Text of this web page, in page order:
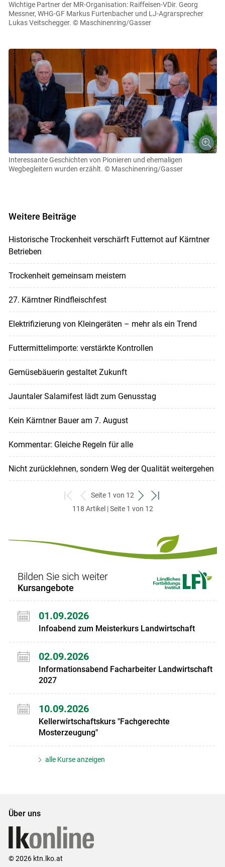
Wichtige Partner der MR-Organisation: Raiffeisen-VDir. Georg
Messner, WHG-GF Markus Furtenbacher und LJ-Agrarsprecher
Lukas Veitschegger. © Maschinenring/Gasser
Interessante Geschichten von Pionieren und ehemaligen
Wegbegleitern wurden erzählt. © Maschinenring/Gasser
Weitere Beiträge
Historische Trockenheit verschärft Futternot auf Kärntner
Betrieben
Trockenheit gemeinsam meistern
27. Kärntner Rindfleischfest
Elektrifizierung von Kleingeräten – mehr als ein Trend
Futtermittelimporte: verstärkte Kontrollen
Gemüsebäuerin gestaltet Zukunft
Jauntaler Salamifest lädt zum Genusstag
Kein Kärntner Bauer am 7. August
Kommentar: Gleiche Regeln für alle
Nicht zurücklehnen, sondern Weg der Qualität weitergehen
zum
ersten
zurück
zum
Seite 1 von 12
weiter
zum
zum
118 Artikel | Seite 1 von 12
Bilden Sie sich weiter
Kursangebote
01.09.2026
Infoabend zum Meisterkurs Landwirtschaft
02.09.2026
Informationsabend Facharbeiter Landwirtschaft
2027
10.09.2026
Kellerwirtschaftskurs "Fachgerechte
Mosterzeugung"
alle Kurse anzeigen
Über uns
© 2026 ktn.lko.at